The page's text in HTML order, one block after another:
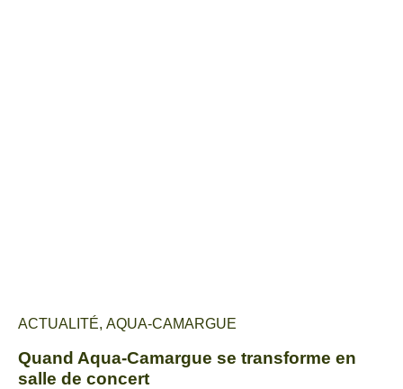
ACTUALITÉ, AQUA-CAMARGUE
Quand Aqua-Camargue se transforme en
salle de concert